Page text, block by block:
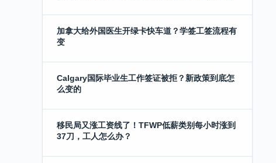
加拿大给外国医生开绿卡快车道？学签工签流程有
变
Calgary国际毕业生工作签证被拒？新政策到底怎
么变的
移民局又涨工资线了！TFWP低薪类别每小时涨到
37刀，工人怎么办？